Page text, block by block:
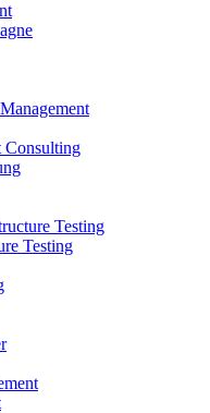
Consulting
Testing
Testing